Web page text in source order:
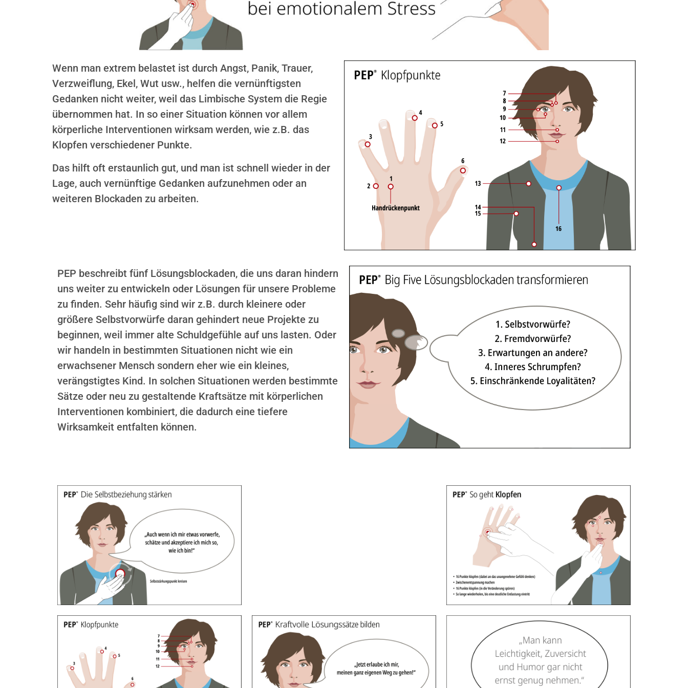
Wenn man extrem belastet ist durch Angst, Panik, Trauer,
Verzweiflung, Ekel, Wut usw., helfen die vernünftigsten
Gedanken nicht weiter, weil das Limbische System die Regie
übernommen hat. In so einer Situation können vor allem
körperliche Interventionen wirksam werden, wie z.B. das
Klopfen verschiedener Punkte.
Das hilft oft erstaunlich gut, und man ist schnell wieder in der
Lage, auch vernünftige Gedanken aufzunehmen oder an
weiteren Blockaden zu arbeiten.
PEP beschreibt fünf Lösungsblockaden, die uns daran hindern
uns weiter zu entwickeln oder Lösungen für unsere Probleme
zu finden. Sehr häufig sind wir z.B. durch kleinere oder
größere Selbstvorwürfe daran gehindert neue Projekte zu
beginnen, weil immer alte Schuldgefühle auf uns lasten. Oder
wir handeln in bestimmten Situationen nicht wie ein
erwachsener Mensch sondern eher wie ein kleines,
verängstigtes Kind. In solchen Situationen werden bestimmte
Sätze oder neu zu gestaltende Kraftsätze mit körperlichen
Interventionen kombiniert, die dadurch eine tiefere
Wirksamkeit entfalten können.